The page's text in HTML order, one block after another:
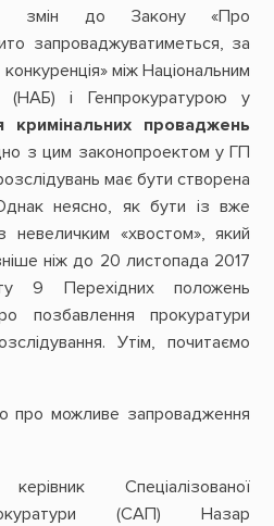
змін до Закону «Про
запроваджуватиметься, за
між Національним
(НАБ) і Генпрокуратурою у
кримінальних проваджень
з цим законопроектом у ГП
має бути створена
Однак неясно, як бути із вже
невеличким «хвостом», який
ніж до 20 листопада 2017
9 Перехідних положень
позбавлення прокуратури
Утім, почитаємо
про можливе запровадження
Спеціалізованої
(САП) Назар